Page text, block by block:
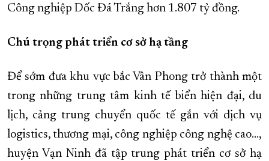
Công nghiệp Dốc Đá Trắng hơn 1.807 tỷ đồng.
Chú trọng phát triển cơ sở hạ tầng
Để sớm đưa khu vực bắc Vân Phong trở thành một
trong những trung tâm kinh tế biển hiện đại, du
lịch, cảng trung chuyển quốc tế gắn với dịch vụ
logistics, thương mại, công nghiệp công nghệ cao…,
huyện Vạn Ninh đã tập trung phát triển cơ sở hạ